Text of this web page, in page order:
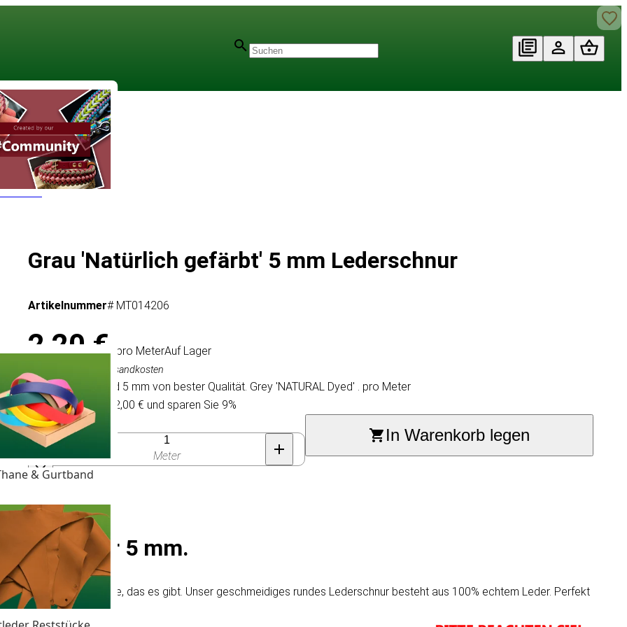
& Gurtband
- 5 mm
Grau 'Natürlich gefärbt' 5 mm Lederschnur
Artikelnummer# MT014206
2,20 €/ pro MeterAuf Lager
Inkl. MwSt., exkl. Versandkosten
Rundes Lederband 5 mm von bester Qualität. Grey 'NATURAL Dyed' . pro Meter
Kaufen Sie 25 für 2,00 € und sparen Sie 9%
Anzahl
Meter
In Warenkorb legen
5 mm.
Preisen und das beste, das es gibt. Unser geschmeidiges rundes Lederschnur besteht aus 100% echtem Leder. Perfekt